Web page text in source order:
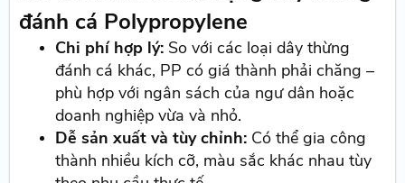
đánh cá Polypropylene
Chi phí hợp lý: So với các loại dây thừng
đánh cá khác, PP có giá thành phải chăng –
phù hợp với ngân sách của ngư dân hoặc
doanh nghiệp vừa và nhỏ.
Dễ sản xuất và tùy chỉnh: Có thể gia công
thành nhiều kích cỡ, màu sắc khác nhau tùy